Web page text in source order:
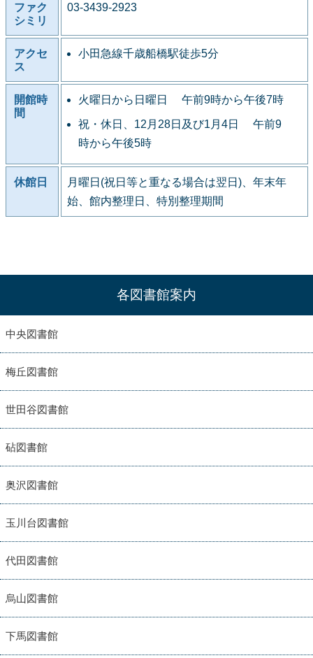
ファク
シミリ
03-3439-2923
アクセ
ス
小田急線千歳船橋駅徒歩5分
開館時
間
火曜日から日曜日 午前9時から午後7時
祝・休日、12月28日及び1月4日 午前9
時から午後5時
休館日
月曜日(祝日等と重なる場合は翌日)、年末年
始、館内整理日、特別整理期間
各図書館案内
中央図書館
梅丘図書館
世田谷図書館
砧図書館
奥沢図書館
玉川台図書館
代田図書館
烏山図書館
下馬図書館